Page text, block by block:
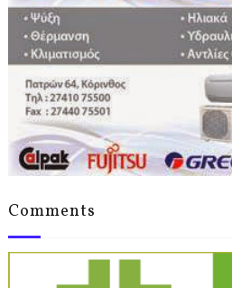
Comments